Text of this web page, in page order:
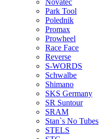
Novatec
Park Tool
Polednik
Promax
Prowheel
Race Face
Reverse
S-WORDS
Schwalbe
Shimano
SKS Germany
SR Suntour
SRAM
Stan`s No Tubes
STELS